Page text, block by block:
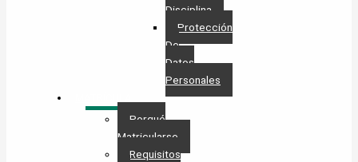
Disciplina
Protección
De
Datos
Personales​
Porqué
Matricularse
Requisitos